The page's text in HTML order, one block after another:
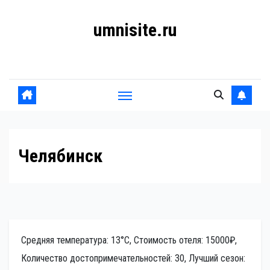
umnisite.ru
Челябинск
Средняя температура: 13°C, Стоимость отеля: 15000₽,
Количество достопримечательностей: 30, Лучший сезон: